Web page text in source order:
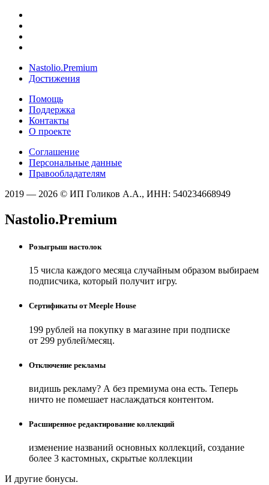
Nastolio.Premium
Достижения
Помощь
Поддержка
Контакты
О проекте
Соглашение
Персональные данные
Правообладателям
2019 — 2026 © ИП Голиков А.А., ИНН: 540234668949
Nastolio.Premium
Розыгрыш настолок
15 числа каждого месяца случайным образом выбираем
подписчика, который получит игру.
Сертификаты от Meeple House
199 рублей на покупку в магазине при подписке
от 299 рублей/месяц.
Отключение рекламы
видишь рекламу? А без премиума она есть. Теперь
ничто не помешает наслаждаться контентом.
Расширенное редактирование коллекций
изменение названий основных коллекций, создание
более 3 кастомных, скрытые коллекции
И другие бонусы.